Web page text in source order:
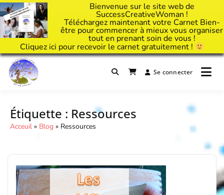
Bienvenue sur le site web de
SuccessCreativeWoman !
Téléchargez maintenant votre Carnet Bien-
être pour commencer à mieux vous organiser
tout en prenant soin de vous !
Cliquez ici pour recevoir le carnet gratuitement !
Passer
contenu
Il est temps d'ART'ivez votre vie !Se connecter
Étiquette : Ressources
Acceuil » Blog » Ressources